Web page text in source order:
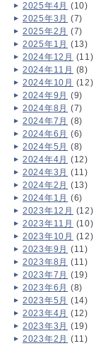
2025年4月 (10)
2025年3月 (7)
2025年2月 (7)
2025年1月 (13)
2024年12月 (11)
2024年11月 (8)
2024年10月 (12)
2024年9月 (9)
2024年8月 (7)
2024年7月 (8)
2024年6月 (6)
2024年5月 (8)
2024年4月 (12)
2024年3月 (11)
2024年2月 (13)
2024年1月 (6)
2023年12月 (12)
2023年11月 (10)
2023年10月 (12)
2023年9月 (11)
2023年8月 (11)
2023年7月 (19)
2023年6月 (8)
2023年5月 (14)
2023年4月 (12)
2023年3月 (19)
2023年2月 (11)